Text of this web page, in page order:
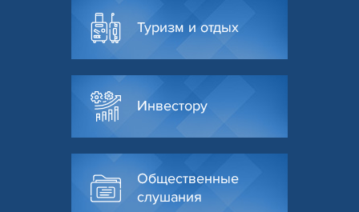
Туризм и отдых
Инвестору
Общественные
слушания